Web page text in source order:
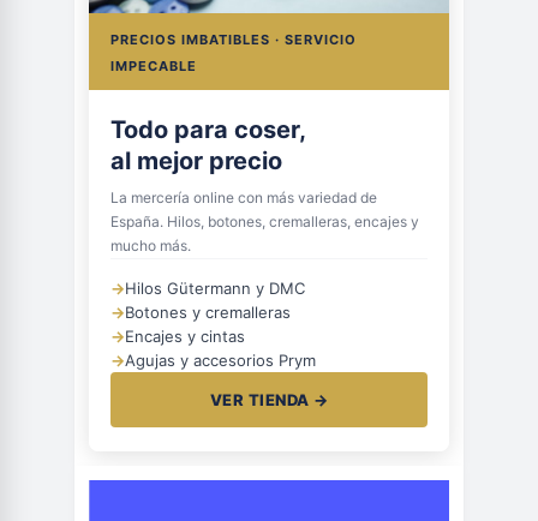
PRECIOS IMBATIBLES · SERVICIO
IMPECABLE
Todo para coser,
al mejor precio
La mercería online con más variedad de
España. Hilos, botones, cremalleras, encajes y
mucho más.
→Hilos Gütermann y DMC
→Botones y cremalleras
→Encajes y cintas
→Agujas y accesorios Prym
VER TIENDA →